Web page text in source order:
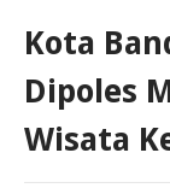
Kota
Dipoles
Wisata